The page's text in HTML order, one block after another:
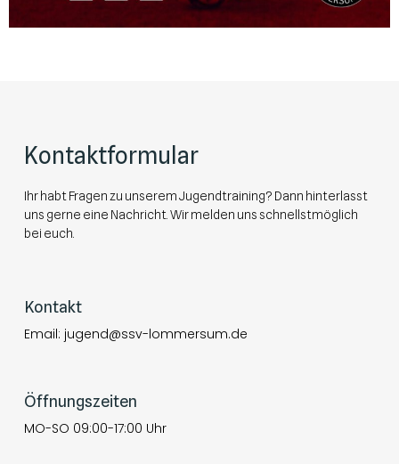
Kontaktformular
Ihr habt Fragen zu unserem Jugendtraining? Dann hinterlasst
uns gerne eine Nachricht. Wir melden uns schnellstmöglich
bei euch.
Kontakt
Email: jugend@ssv-lommersum.de
Öffnungszeiten
MO-SO 09:00-17:00 Uhr